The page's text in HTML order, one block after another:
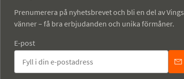
Prenumerera på nyhetsbrevet och bli en del av Vings
vänner – få bra erbjudanden och unika förmåner.
E-post